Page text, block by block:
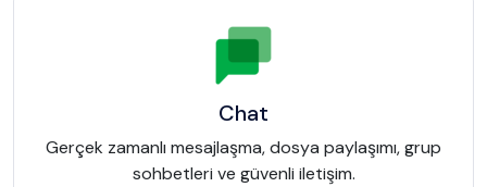
Chat
Gerçek zamanlı mesajlaşma, dosya paylaşımı, grup
sohbetleri ve güvenli iletişim.